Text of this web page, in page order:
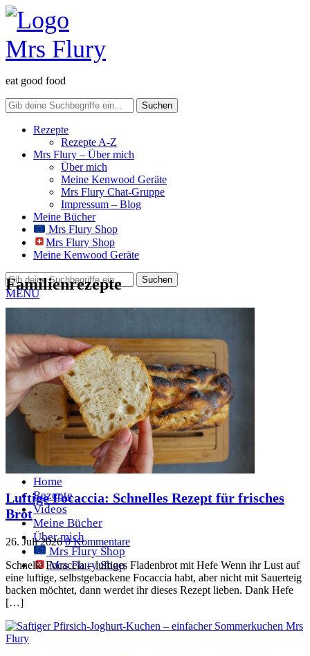
eat good food
Rezepte
Rezepte A-Z
Mrs Flury – Über mich
Über mich
Meine Kenwood Geräte
Mrs Flury Chat-Gruppe
Impressum – Blog
Meine Bücher
Mrs Flury Shop
Mrs Flury Shop
Meine Kenwood Geräte
MENU
Rezepte A-Z
Mrs Flury – Über mich
Über mich
Meine Kenwood Geräte
Mrs Flury Chat-Gruppe
Impressum – Blog
Meine Bücher
Mrs Flury Shop
Mrs Flury Shop
Meine Kenwood Geräte
Home
Rezepte
Videos
Meine Bücher
Über mich
Mrs Flury Shop
Mrs Flury Shop
Familienrezepte
Luftige Focaccia: Schnelles Rezept für frisches
Brot
26. Juli 2026 0 Kommentare
Schnelle Focaccia – luftiges Fladenbrot mit Hefe Wenn ihr Lust auf
eine luftige, selbstgebackene Focaccia habt, aber nicht mit Sauerteig
backen möchtet, dann werdet ihr dieses Rezept lieben. Dank Hefe
[…]